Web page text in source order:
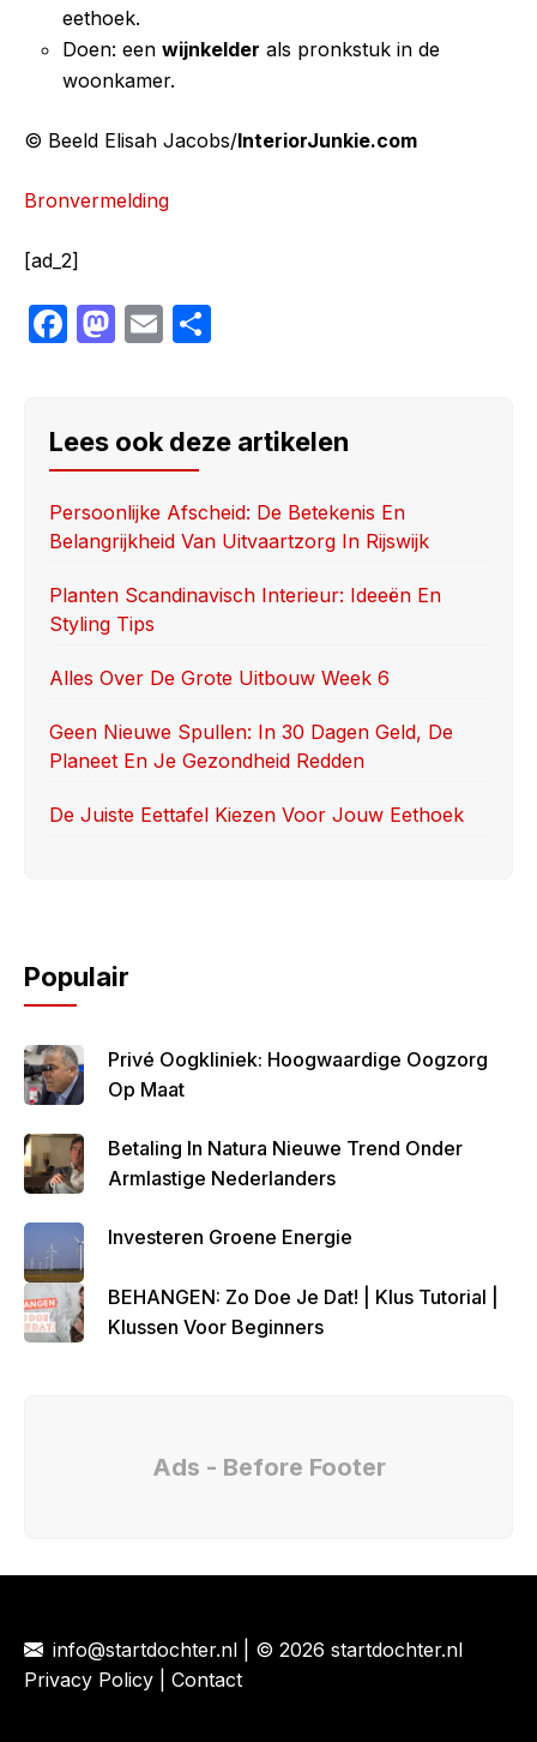
eethoek.
Doen: een wijnkelder als pronkstuk in de
woonkamer.
© Beeld Elisah Jacobs/InteriorJunkie.com
Bronvermelding
[ad_2]
F
e
b
o
o
k
M
o
d
o
n
E
e
Lees ook deze artikelen
Persoonlijke Afscheid: De Betekenis En
Belangrijkheid Van Uitvaartzorg In Rijswijk
Planten Scandinavisch Interieur: Ideeën En
Styling Tips
Alles Over De Grote Uitbouw Week 6
Geen Nieuwe Spullen: In 30 Dagen Geld, De
Planeet En Je Gezondheid Redden
De Juiste Eettafel Kiezen Voor Jouw Eethoek
Populair
Privé Oogkliniek: Hoogwaardige Oogzorg
Op Maat
Betaling In Natura Nieuwe Trend Onder
Armlastige Nederlanders
Investeren Groene Energie
BEHANGEN: Zo Doe Je Dat! | Klus Tutorial |
Klussen Voor Beginners
Ads - Before Footer
info@startdochter.nl | © 2026 startdochter.nl
Privacy Policy
Contact